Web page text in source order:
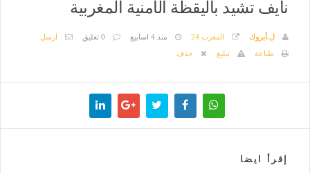
نايف تشيد باليقظة الأمنية المغربية
ل.أبروك المغرب 24 منذ 4 اسابيع 0 تعليق
ارسل
طباعة
تبليغ حذف
إقرأ ايضا